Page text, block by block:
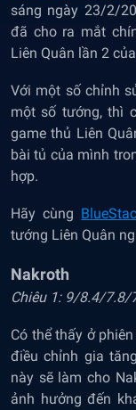
sáng ngày 23/2/
đã cho ra mắt
Liên Quân lần 2
Với một số chỉnh
một số tướng, thì
game thủ Liên
bài tủ của mình
hợp.
Hãy cùng
tướng Liên Quân
Nakroth
Chiêu 1: 9/8.4/
Có thể thấy ở
điều chỉnh gia
này sẽ làm cho
ảnh hưởng đến